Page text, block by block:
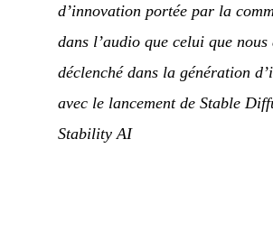
d’innovation portée par la
dans l’audio que celui que nous
déclenché dans la génération
avec le lancement de Stable
Stability AI